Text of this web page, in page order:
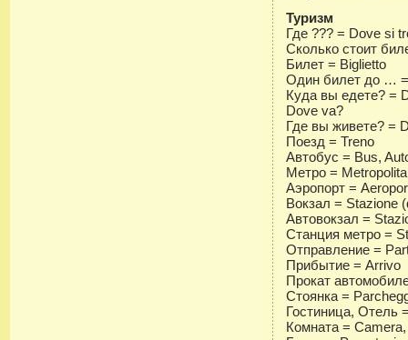
Туризм
Где ??? = Dove si
Сколько стоит
Билет = Biglietto
Один билет до …
Куда вы едете? =
Dove va?
Где вы живете? =
Поезд = Treno
Автобус = Bus,
Метро =
Аэропорт =
Вокзал = Stazione
Автовокзал =
Станция метро =
Отправление =
Прибытие = Arrivo
Прокат
Стоянка =
Гостиница, Отель
Комната =